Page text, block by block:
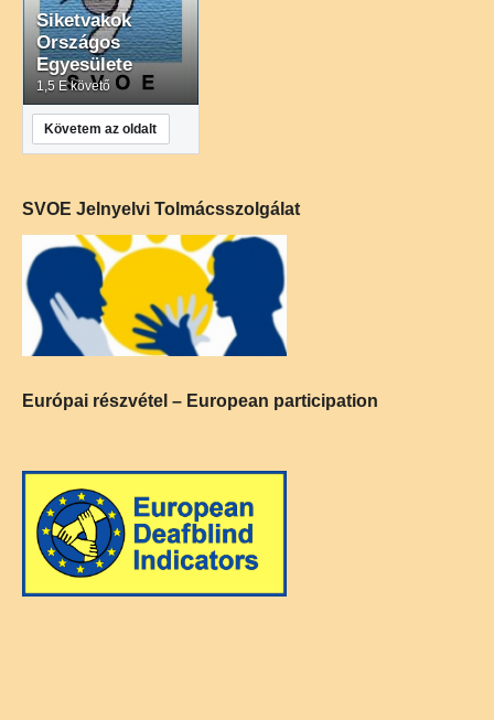
Siketvakok
Országos
Egyesülete
1,5 E követő
Követem az oldalt
SVOE Jelnyelvi Tolmácsszolgálat
Európai részvétel – European participation